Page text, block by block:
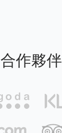
合作夥伴